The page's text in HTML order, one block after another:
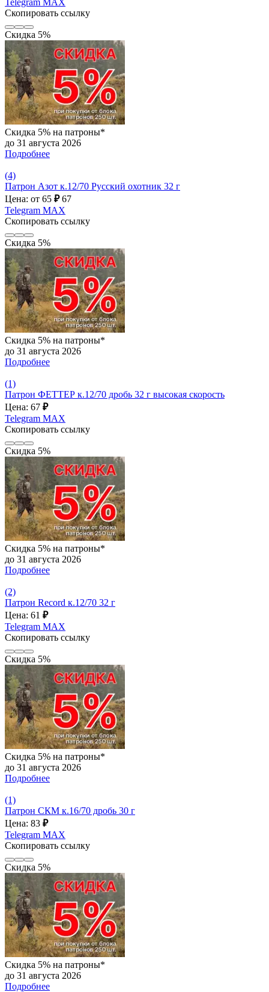
Скопировать ссылку
Скидка 5%
Скидка 5% на патроны*
до 31 августа 2026
Подробнее
(4)
Патрон Азот к.12/70 Русский охотник 32 г
Цена: от 65 ₽ 67
Telegram MAX
Скопировать ссылку
Скидка 5%
Скидка 5% на патроны*
до 31 августа 2026
Подробнее
(1)
Патрон ФЕТТЕР к.12/70 дробь 32 г высокая скорость
Цена: 67 ₽
Telegram MAX
Скопировать ссылку
Скидка 5%
Скидка 5% на патроны*
до 31 августа 2026
Подробнее
(2)
Патрон Record к.12/70 32 г
Цена: 61 ₽
Telegram MAX
Скопировать ссылку
Скидка 5%
Скидка 5% на патроны*
до 31 августа 2026
Подробнее
(1)
Патрон СКМ к.16/70 дробь 30 г
Цена: 83 ₽
Telegram MAX
Скопировать ссылку
Скидка 5%
Скидка 5% на патроны*
до 31 августа 2026
Подробнее